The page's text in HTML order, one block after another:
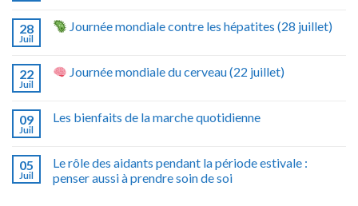
28
Juil
Journée mondiale contre les hépatites (28 juillet)
22
Juil
Journée mondiale du cerveau (22 juillet)
09
Juil
Les bienfaits de la marche quotidienne
05
Juil
Le rôle des aidants pendant la période estivale :
penser aussi à prendre soin de soi